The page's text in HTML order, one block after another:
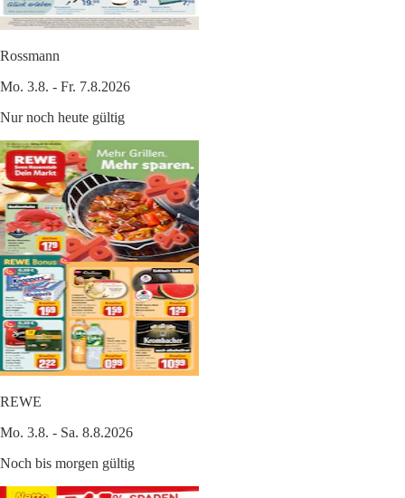
Rossmann
Mo. 3.8. - Fr. 7.8.2026
Nur noch heute gültig
REWE
Mo. 3.8. - Sa. 8.8.2026
Noch bis morgen gültig